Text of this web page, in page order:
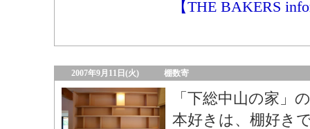
【THE BAKERS
2007年9月11日(火) 棚数寄
「下総中山の家」
本好きは、棚好き